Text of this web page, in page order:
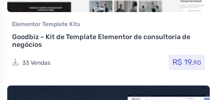
Elementor Template Kits
Goodbiz – Kit de Template Elementor de consultoria de
negócios
33 Vendas R$ 19,90